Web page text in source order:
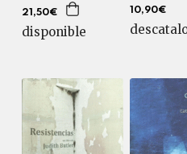
21,50€
disponible
10,90€